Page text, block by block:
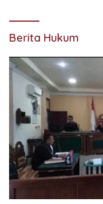
Berita Hukum